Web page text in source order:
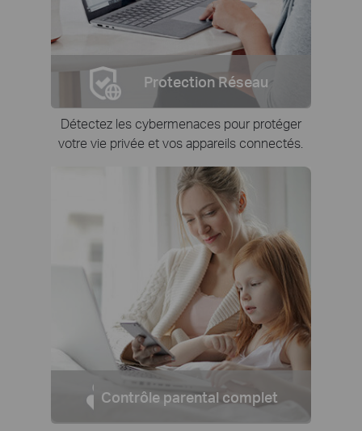
Protection Réseau
Détectez les cybermenaces pour protéger
votre vie privée et vos appareils connectés.
Contrôle parental complet